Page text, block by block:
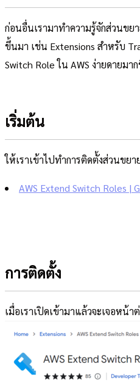
ก่อนอื่นเรามาทำความรู้จักส่วนขย
ขึ้นมา เช่น Extensions สำหรับ
Switch Role ใน AWS ง่ายดายมา
เริ่มต้น
ให้เราเข้าไปทำการติดตั้งส่วนขย
AWS Extend Switch Roles |
การติดตั้ง
เมื่อเราเปิดเข้ามาแล้วจะเจอหน้